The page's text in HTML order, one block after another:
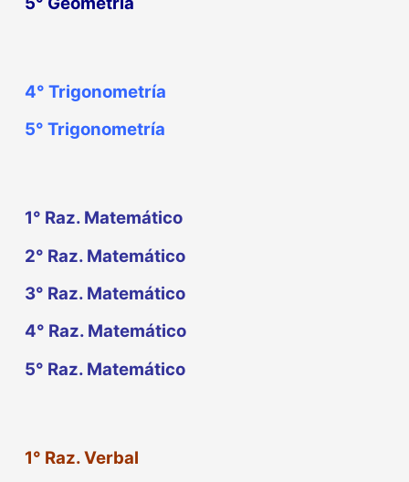
4° Trigonometría
5° Trigonometría
1° Raz. Matemático
2° Raz. Matemático
3° Raz. Matemático
4° Raz. Matemático
5° Raz. Matemático
1° Raz. Verbal